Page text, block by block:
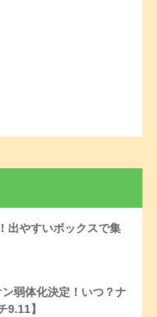
出やすいボックスで集
ン弱体化決定！いつ？ナ
9.11】